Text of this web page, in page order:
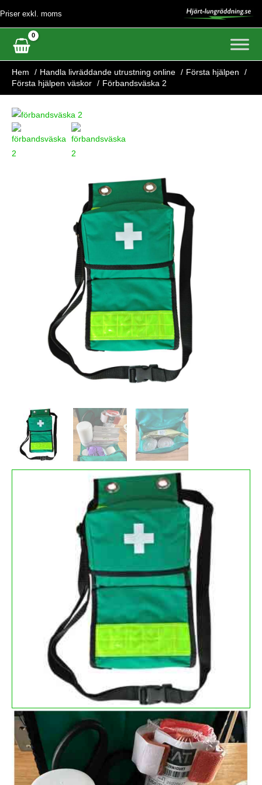
innehåll
Priser exkl. moms
Hem Handla livräddande utrustning online
Första hjälpen
Första hjälpen väskor
Förbandsväska 2